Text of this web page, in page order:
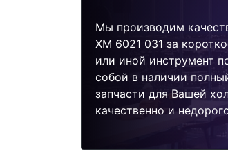
Мы производим
XM 6021 031 за
или иной инструмент
собой в наличии
запчасти для Вашей
качественно и